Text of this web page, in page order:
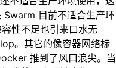
Swarm 目前不适合生产环
性不足也引来口水无
。其它的像容器网络标
推到了风口浪尖。当